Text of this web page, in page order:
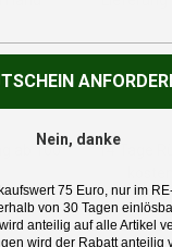
ab 100
14 Tage
Nein, danke
75 Euro, nur im
von 30 Tagen
anteilig auf alle Artikel
wird der Rabatt anteilig